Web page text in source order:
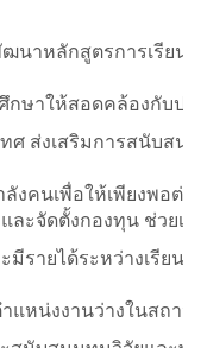
นาหลักสูตรการเรียน
ษาให้สอดคล้องกับปร
ศ ส่งเสริมการสนับส
คนเพื่อให้เพียงพอต่อ
ะจัดตั้งกองทุน ช่วยเห
รายได้ระหว่างเรียน
แหน่งงานว่างในสถาน